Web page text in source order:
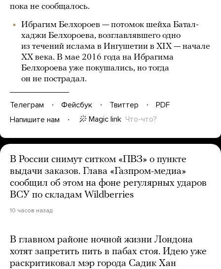
пока не сообщалось.
Ибрагим Белхороев — потомок шейха Батал-
хаджи Белхороева, возглавлявшего одно
из течений ислама в Ингушетии в XIX — начале
XX века. В мае 2016 года на Ибрагима
Белхороева уже покушались, но тогда
он не пострадал.
Телеграм Фейсбук Твиттер
PDF
Напишите нам
Magic link Что-что?
В России снимут ситком «ПВЗ» о пункте
выдачи заказов. Глава «Газпром-медиа»
сообщил об этом на фоне регулярных ударов
ВСУ по складам Wildberries
10 часов назад
В главном районе ночной жизни Лондона
хотят запретить пить в пабах стоя. Идею уже
раскритиковал мэр города Садик Хан